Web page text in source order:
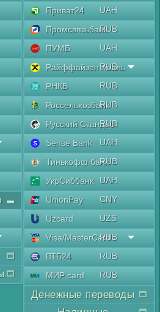
Приват24
UAH
ПромсвязьбанкRUB
ПУМБ
UAH
Райффайзен Аваль
RUB
РНКБ
RUB
РоссельхозбанкRUB
Русский Стандарт
RUB
Sense Bank
UAH
Тинькофф банкRUB
УкрСиббанк
UAH
UnionPay
CNY
Uzcard
UZS
Visa/MasterCard
RUB
ВТБ24
RUB
МИР card
RUB
Денежные переводы